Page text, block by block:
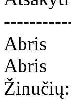
Abris
Abris